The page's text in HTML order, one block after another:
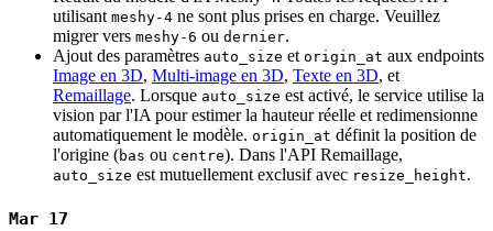
utilisant meshy-4 ne sont plus prises en charge. Veuillez
migrer vers meshy-6 ou dernier.
Ajout des paramètres auto_size et origin_at aux endpoints
Image en 3D, Multi-image en 3D, Texte en 3D, et
Remaillage. Lorsque auto_size est activé, le service utilise la
vision par l'IA pour estimer la hauteur réelle et redimensionne
automatiquement le modèle. origin_at définit la position de
l'origine (bas ou centre). Dans l'API Remaillage,
auto_size est mutuellement exclusif avec resize_height.
Mar 17